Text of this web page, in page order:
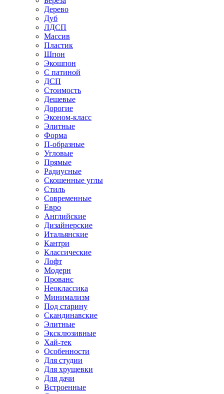
Дерево
Дуб
ЛДСП
Массив
Пластик
Шпон
Экошпон
С патиной
ДСП
Стоимость
Дешевые
Дорогие
Эконом-класс
Элитные
Форма
П-образные
Угловые
Прямые
Радиусные
Скошенные углы
Стиль
Современные
Евро
Английские
Дизайнерские
Итальянские
Кантри
Классические
Лофт
Модерн
Прованс
Неоклассика
Минимализм
Под старину
Скандинавские
Элитные
Эксклюзивные
Хай-тек
Особенности
Для студии
Для хрущевки
Для дачи
Встроенные